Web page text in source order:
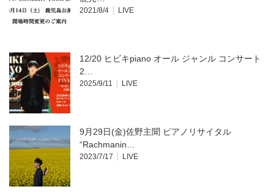
2021/8/4 LIVE
12/20 ヒビキpiano オール ジャンル コンサート
2…
2025/9/11 LIVE
9月29日(金)佐野主聞 ピアノリサイタル
“Rachmanin…
2023/7/17 LIVE